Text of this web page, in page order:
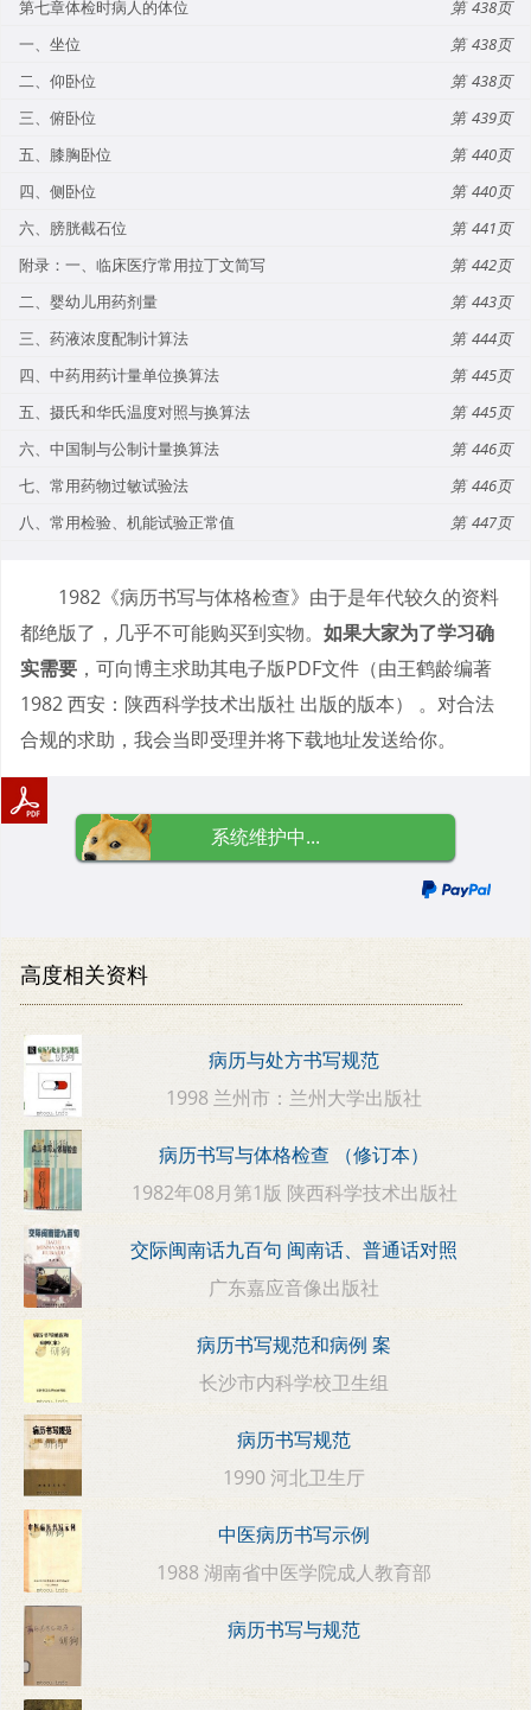
第七章体检时病人的体位
438
一、坐位
438
二、仰卧位
438
三、俯卧位
439
五、膝胸卧位
440
四、侧卧位
440
六、膀胱截石位
441
附录：一、临床医疗常用拉丁文简写
442
二、婴幼儿用药剂量
443
三、药液浓度配制计算法
444
四、中药用药计量单位换算法
445
五、摄氏和华氏温度对照与换算法
445
六、中国制与公制计量换算法
446
七、常用药物过敏试验法
446
八、常用检验、机能试验正常值
447
1982《病历书写与体格检查》由于是年代较久的资料
都绝版了，几乎不可能购买到实物。 如果大家为了学习确
实需要 ，可向博主求助其电子版PDF文件（由王鹤龄编著
1982 西安：陕西科学技术出版社 出版的版本） 。对合法
合规的求助，我会当即受理并将下载地址发送给你。
系统维护中...
高度相关资料
病历与处方书写规范
1998 兰州市：兰州大学出版社
病历书写与体格检查 （修订本）
1982年08月第1版 陕西科学技术出版社
交际闽南话九百句 闽南话、普通话对照
广东嘉应音像出版社
病历书写规范和病例 案
长沙市内科学校卫生组
病历书写规范
1990 河北卫生厅
中医病历书写示例
1988 湖南省中医学院成人教育部
病历书写与规范